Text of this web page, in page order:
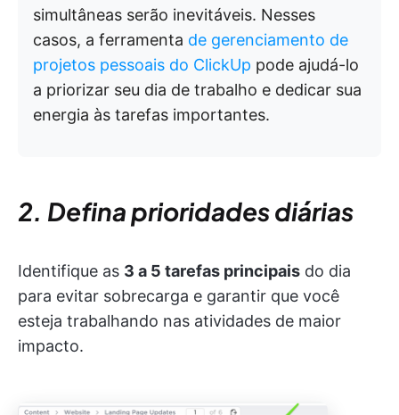
simultâneas serão inevitáveis. Nesses
casos, a ferramenta de gerenciamento de
projetos pessoais do ClickUp pode ajudá-lo
a priorizar seu dia de trabalho e dedicar sua
energia às tarefas importantes.
2. Defina prioridades diárias
Identifique as 3 a 5 tarefas principais do dia
para evitar sobrecarga e garantir que você
esteja trabalhando nas atividades de maior
impacto.